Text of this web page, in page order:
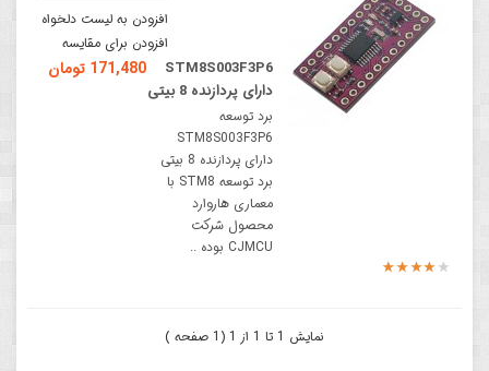
افزودن به لیست دلخواه
افزودن برای مقایسه
171,480 تومان
STM8S003F3P6
دارای پردازنده 8 بیتی
برد توسعه
STM8S003F3P6
دارای پردازنده 8 بیتی
برد توسعه STM8 با
معماری هاروارد
محصول شرکت
CJMCU بوده ..
نمایش 1 تا 1 از 1 (1 صفحه )